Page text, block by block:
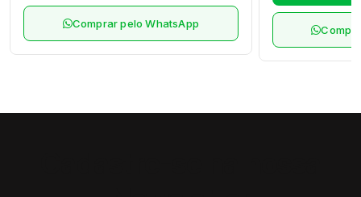
Comprar pelo WhatsApp